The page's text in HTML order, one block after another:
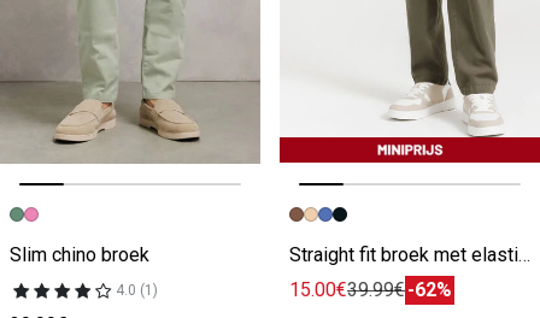
Vorige afbeelding
Volgende beeld
Slim chino broek
4.0 (1)
Vorige afbeelding
Volgende beeld
Straight fit broek met elastische taille
15.00€39.99€-62%